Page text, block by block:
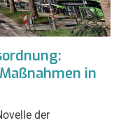
in
der